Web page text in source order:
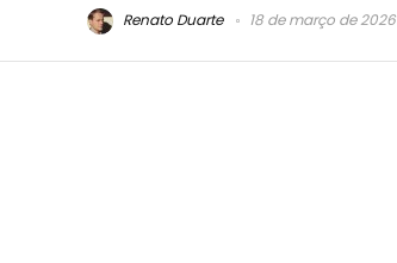
Renato Duarte 18 de março de 2026